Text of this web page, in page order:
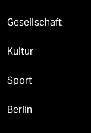
Gesellschaft
Kultur
Sport
Berlin